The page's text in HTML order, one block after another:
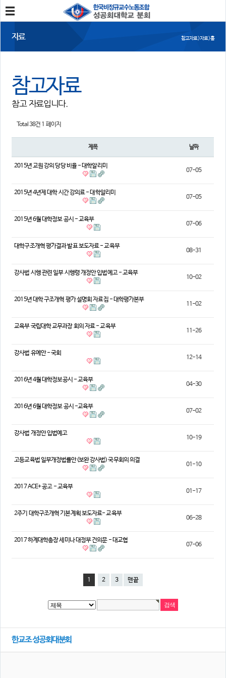
분회소개
소식
공지사항
자유게시판 건의사항
자료 참고자료 > 자료 > 홈
참고자료
참고 자료입니다.
Total 38건 1 페이지
제목 날짜
2015년 교원 강의 당당 비율 - 대학알리미
07-05
2015년 4년제 대학 시간 강의료 - 대학알리미
07-05
2015년 6월 대학정보 공시 - 교육부
07-06
대학구조개혁 평가결과 발표 보도자료 - 교육부
08-31
강사법 시행 관련 일부 시행령 개정안 입법예고 - 교육부
10-02
2015년 대학 구조개혁 평가 설명회 자료집 - 대학평가본부
11-02
교육부 국립대학 교무과장 회의 자료 - 교육부
11-26
강사법 유예안 - 국회
12-14
2016년 4월 대학정보공시 - 교육부
04-30
2016년 6월 대학정보 공시 -교육부
07-02
강사법 개정안 입법예고
10-19
고등교육법 일부개정법률안(보완 강사법) 국무회의 의결
01-10
2017 ACE+ 공고 - 교육부
01-17
2주기 대학구조개혁 기본계획 보도자료- 교육부
06-28
2017 하계대학총장 세미나 대정부 건의문 - 대교협
07-06
1 2 3 맨끝
한교조 성공회대분회